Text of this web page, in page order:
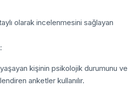
olarak incelenmesini sağlayan
:
kişinin psikolojik durumunu ve
anketler kullanılır.